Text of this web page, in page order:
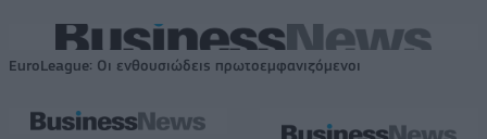
EuroLeague: Οι ενθουσιώδεις πρωτοεμφανιζόμενοι